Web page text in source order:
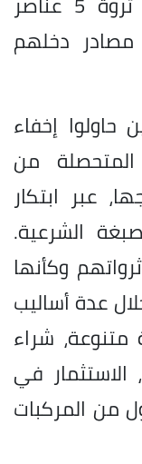
دخلهم
إخفاء
من
عبر ابتكار
الشرعية.
وكأنها
عدة أساليب
شراء
في
من المركبات